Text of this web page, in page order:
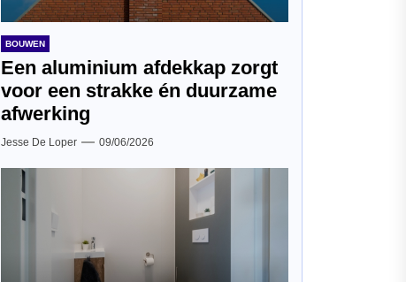
BOUWEN
Een aluminium afdekkap zorgt
voor een strakke én duurzame
afwerking
Jesse De Loper 09/06/2026